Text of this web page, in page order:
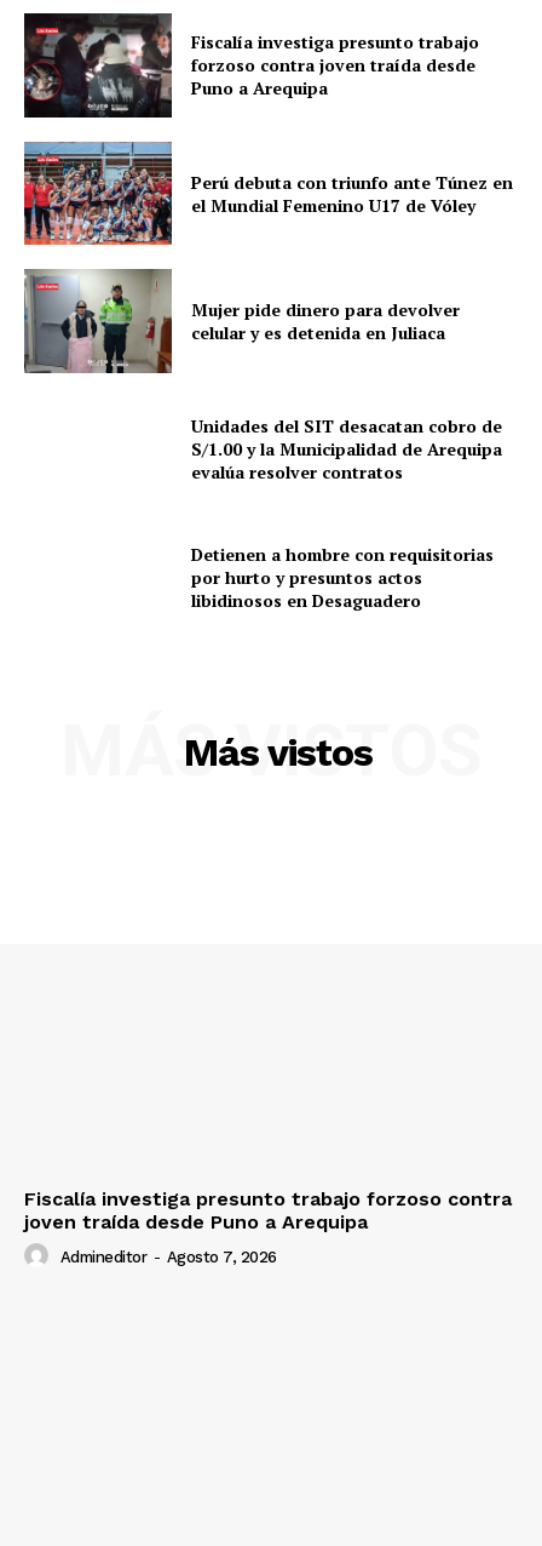
SUSCRIBETE
Fiscalía investiga presunto trabajo
forzoso contra joven traída desde
Puno a Arequipa
Perú debuta con triunfo ante Túnez en
el Mundial Femenino U17 de Vóley
Mujer pide dinero para devolver
celular y es detenida en Juliaca
Unidades del SIT desacatan cobro de
S/1.00 y la Municipalidad de Arequipa
evalúa resolver contratos
Detienen a hombre con requisitorias
por hurto y presuntos actos
libidinosos en Desaguadero
Más vistos
MÁS VISTOS
Fiscalía investiga presunto trabajo forzoso contra
joven traída desde Puno a Arequipa
Admineditor - Agosto 7, 2026